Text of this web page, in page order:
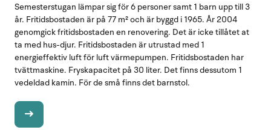
Semesterstugan lämpar sig för 6 personer samt 1 barn upp till 3
år. Fritidsbostaden är på 77 m² och är byggd i 1965. År 2004
genomgick fritidsbostaden en renovering. Det är icke tillåtet at
ta med hus-djur. Fritidsbostaden är utrustad med 1
energieffektiv luft för luft värmepumpen. Fritidsbostaden har
tvättmaskine. Fryskapacitet på 30 liter. Det finns dessutom 1
vedeldad kamin. För de små finns det barnstol.